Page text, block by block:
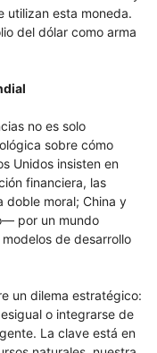
utilizan esta moneda.
del dólar como arma
no es solo
sobre cómo
Unidos insisten en
financiera, las
doble moral; China y
por un mundo
de desarrollo
un dilema estratégico:
o integrarse de
La clave está en